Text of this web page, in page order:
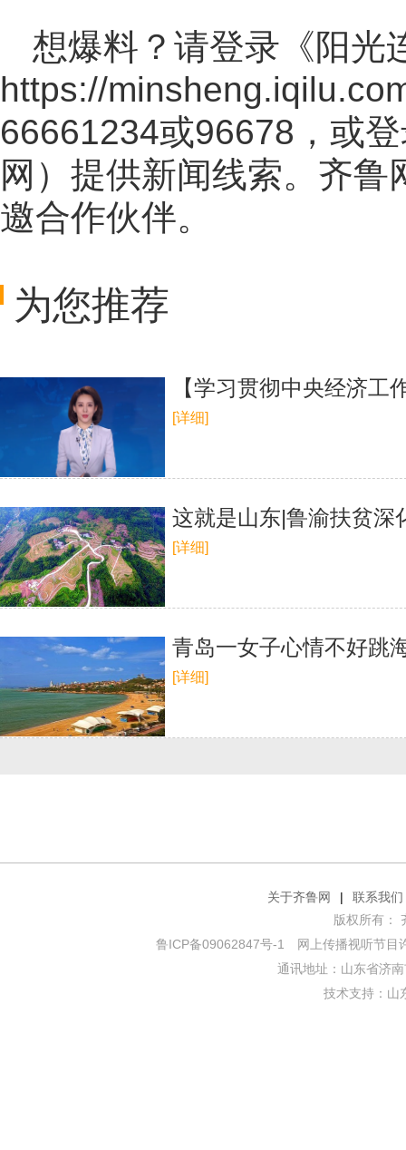
想爆料？请登录《阳光
https://
66661234或96678，或
网 ）提供新闻线索。齐鲁
邀合作伙伴。
为您推荐
【学习贯彻中央经济
[详细]
这就是山东|鲁渝扶贫深
[详细]
青岛一女子心情不好跳
[详细]
关于齐鲁网 |
联系我们
版权所有：
鲁ICP备09062847号-1
网上传播视听节目
通讯地址：山东省济
技术支持： 山